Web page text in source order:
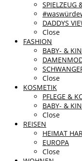
SPIELZEUG
DADDYS
Close
FASHION
BABY- &
Close
KOSMETIK
PFLEGE &
BABY- &
Close
REISEN
HEIMAT
EUROPA
Close